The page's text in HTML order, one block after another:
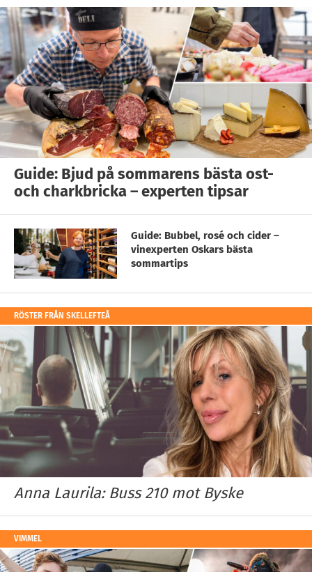
Guide: Bjud på sommarens bästa ost-
och charkbricka – experten tipsar
Guide: Bubbel, rosé och cider –
vinexperten Oskars bästa
sommartips
RÖSTER FRÅN SKELLEFTEÅ
Anna Laurila: Buss 210 mot Byske
VIMMEL